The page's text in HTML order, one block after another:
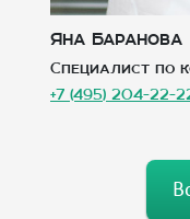
Яна Баранова
Специалист по
+7 (495) 204-22-